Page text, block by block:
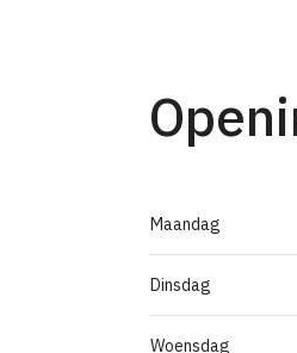
Maandag
Dinsdag
Woensdag